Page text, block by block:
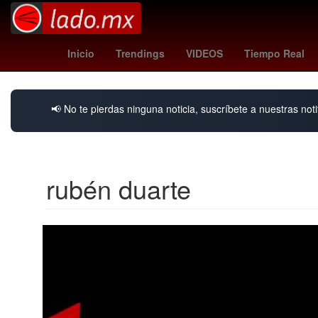
Inicio Trendings VIDEOS Tiempo Real
Época de Oro del cine mexicano arsenal - dortmund Daniel
📢 No te pierdas ninguna noticia, suscríbete a nuestras
rubén duarte